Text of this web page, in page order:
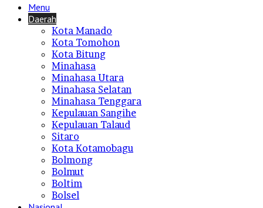
Menu
Daerah
Kota Manado
Kota Tomohon
Kota Bitung
Minahasa
Minahasa Utara
Minahasa Selatan
Minahasa Tenggara
Kepulauan Sangihe
Kepulauan Talaud
Sitaro
Kota Kotamobagu
Bolmong
Bolmut
Boltim
Bolsel